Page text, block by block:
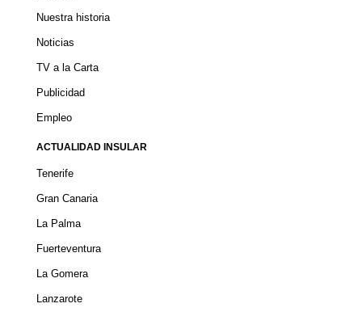
Nuestra historia
Noticias
TV a la Carta
Publicidad
Empleo
ACTUALIDAD INSULAR
Tenerife
Gran Canaria
La Palma
Fuerteventura
La Gomera
Lanzarote